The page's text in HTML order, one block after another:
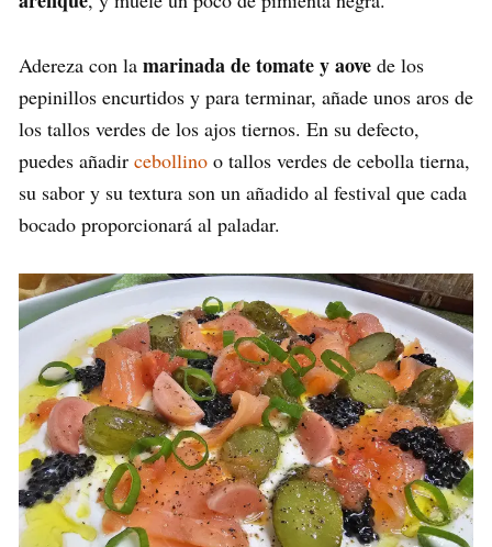
Adereza con la marinada de tomate y aove de los
pepinillos encurtidos y para terminar, añade unos aros de
los tallos verdes de los ajos tiernos. En su defecto,
puedes añadir cebollino o tallos verdes de cebolla tierna,
su sabor y su textura son un añadido al festival que cada
bocado proporcionará al paladar.